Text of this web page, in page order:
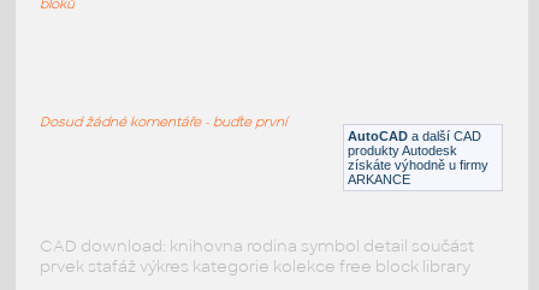
Alu door top-d1-1-io-ads80-dwg
Konstrukční detaily
AutoCAD a další CAD
produkty Autodesk
získáte výhodně u firmy
ARKANCE
Dosud žádné komentáře - buďte první
CAD download: knihovna rodina symbol detail součást
prvek stafáž výkres kategorie kolekce free block library